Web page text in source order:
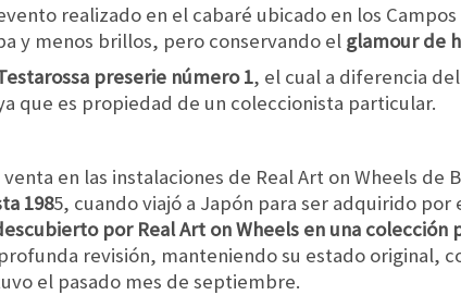
realizado en el cabaré ubicado en los Campos
y menos brillos, pero conservando el glamour de
preserie número 1, el cual a diferencia del
que es propiedad de un coleccionista particular.
en las instalaciones de Real Art on Wheels de
1985, cuando viajó a Japón para ser adquirido por
por Real Art on Wheels en una colección
revisión, manteniendo su estado original,
el pasado mes de septiembre.